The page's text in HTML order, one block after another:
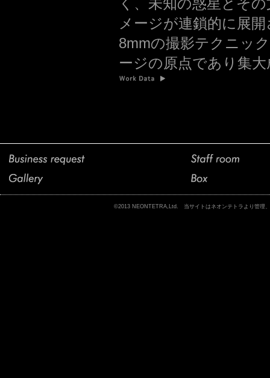
く、未知の惑星とそ
メージが連鎖的に展
8mmの撮影テクニッ
ージの原点であり集
©2013 NEONTETRA,Ltd. 当サイトはネオンテトラより管理